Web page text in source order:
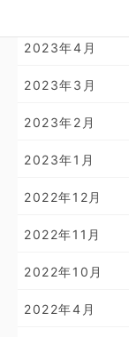
2023年4月
2023年3月
2023年2月
2023年1月
2022年12月
2022年11月
2022年10月
2022年4月